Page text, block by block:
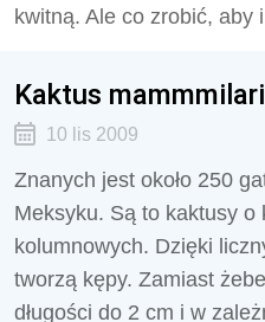
kwitną. Ale co zrobić, aby
Kaktus
10 lis 2009
Znanych jest około 250
Meksyku. Są to kaktusy o
kolumnowych. Dzięki
tworzą kępy. Zamiast
długości do 2 cm i w